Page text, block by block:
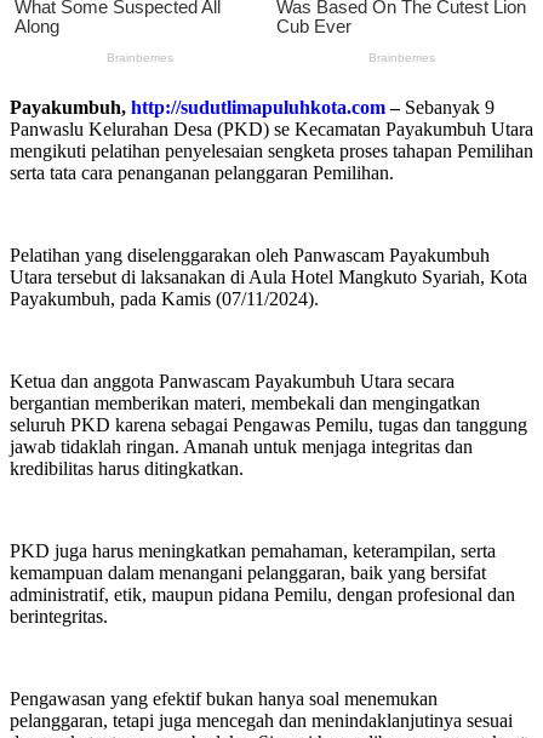
Payakumbuh, http://sudutlimapuluhkota.com–Sebanyak 9
Panwaslu Kelurahan Desa (PKD) se Kecamatan Payakumbuh Utara
mengikuti pelatihan penyelesaian sengketa proses tahapan Pemilihan
serta tata cara penanganan pelanggaran Pemilihan.
Pelatihan yang diselenggarakan oleh Panwascam Payakumbuh
Utara tersebut di laksanakan di Aula Hotel Mangkuto Syariah, Kota
Payakumbuh, pada Kamis (07/11/2024).
Ketua dan anggota Panwascam Payakumbuh Utara secara
bergantian memberikan materi, membekali dan mengingatkan
seluruh PKD karena sebagai Pengawas Pemilu, tugas dan tanggung
jawab tidaklah ringan. Amanah untuk menjaga integritas dan
kredibilitas harus ditingkatkan.
PKD juga harus meningkatkan pemahaman, keterampilan, serta
kemampuan dalam menangani pelanggaran, baik yang bersifat
administratif, etik, maupun pidana Pemilu, dengan profesional dan
berintegritas.
Pengawasan yang efektif bukan hanya soal menemukan
pelanggaran, tetapi juga mencegah dan menindaklanjutinya sesuai